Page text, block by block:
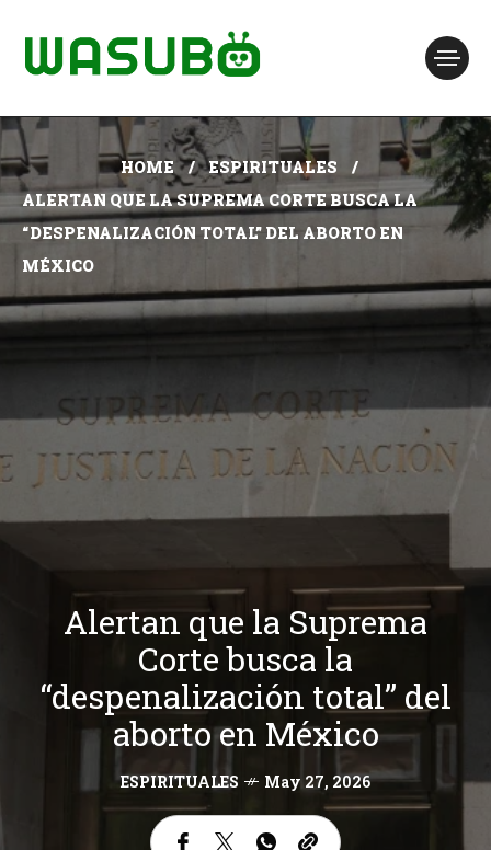
HOME
ESPIRITUALES
ALERTAN QUE LA SUPREMA CORTE BUSCA LA
“DESPENALIZACIÓN TOTAL” DEL ABORTO EN
MÉXICO
Alertan que la Suprema
Corte busca la
“despenalización total” del
aborto en México
ESPIRITUALES May 27, 2026